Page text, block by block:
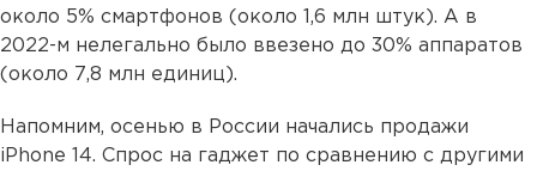
около 5% смартфонов (около 1,6 млн штук). А в
2022-м нелегально было ввезено до 30% аппаратов
(около 7,8 млн единиц).
Напомним, осенью в России начались продажи
iPhone 14. Спрос на гаджет по сравнению с другими